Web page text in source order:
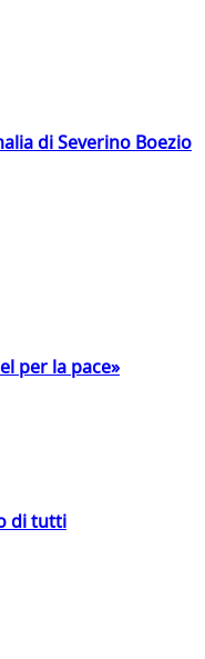
di Severino Boezio
per la pace»
di tutti